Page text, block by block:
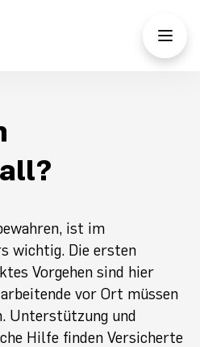
ist im
wichtig. Die ersten
Vorgehen sind hier
vor Ort müssen
Unterstützung und
Hilfe finden Versicherte